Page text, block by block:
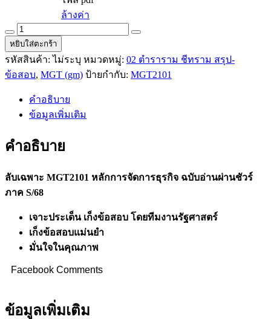
ล้างค่า
ลับ
เฉพาะ
MGT2101
หลัก
จัดการ
ธุรกิจ
อ่าน
ชัวร์
ภาค
quantity
หยิบใส่ตะกร้า
รหัสสินค้า:ไม่ระบุ หมวดหมู่: 02 ตำราราม ชีทราม สรุป-
ข้อสอบ, MGT (gm) ป้ายกำกับ: MGT2101
คำอธิบาย
ข้อมูลเพิ่มเติม
คำอธิบาย
ลับเฉพาะ MGT2101 หลักการจัดการธุรกิจ ฉบับอ่านผ่านชัวร์
ภาค S/68
เจาะประเด็น เก็งข้อสอบ โดยทีมงานรัฐศาสตร์
เก็งข้อสอบแม่นยำ
มั่นใจในคุณภาพ
Facebook Comments
ข้อมูลเพิ่มเติม